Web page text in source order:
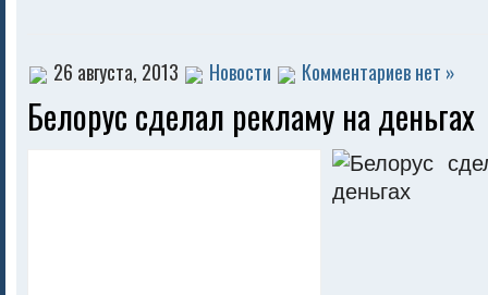
26 августа, 2013 Новости Комментариев нет »
Белорус сделал рекламу на деньгах